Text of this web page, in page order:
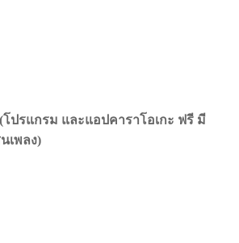
โปรแกรม และแอปคาราโอเกะ ฟรี มี
เพลง)